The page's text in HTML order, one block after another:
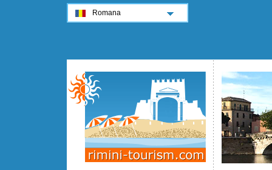
Romana